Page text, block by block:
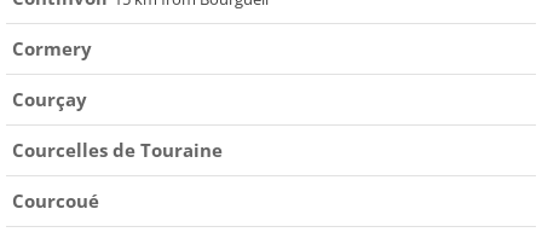
Cormery
Courçay
Courcelles de Touraine
Courcoué